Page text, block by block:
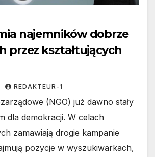
najemników dobrze
przez kształtujących
REDAKTEUR-1
(NGO) już dawno stały
dla demokracji. W celach
zamawiają drogie kampanie
pozycje w wyszukiwarkach,